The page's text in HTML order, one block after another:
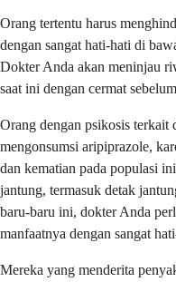
Orang tertentu harus
dengan sangat hati-hati di
Dokter Anda akan meninjau
saat ini dengan cermat
Orang dengan psikosis terkait
mengonsumsi aripiprazole,
dan kematian pada populasi
jantung, termasuk detak
baru-baru ini, dokter Anda
manfaatnya dengan sangat
Mereka yang menderita